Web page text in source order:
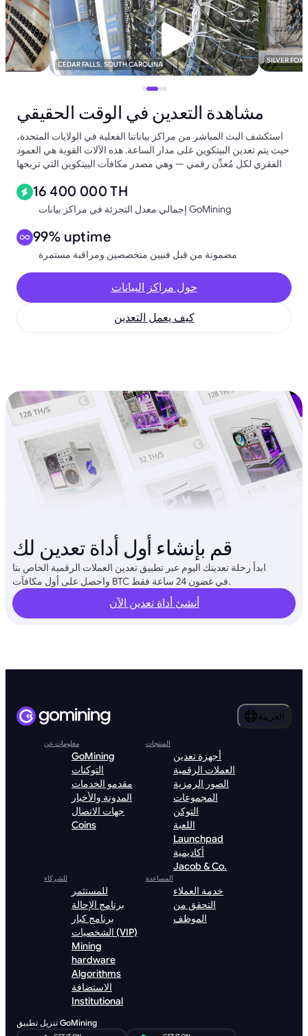
CEDAR FALLS, SOUTH CAROLINA SILVER FOX
مشاهدة التعدين في الوقت الحقيقي
استكشف البث المباشر من مراكز بياناتنا الفعلية في الولايات المتحدة،
حيث يتم تعدين البيتكوين على مدار الساعة. هذه الآلات القوية هي العمود
الفقري لكل مُعدِّن رقمي — وهي مصدر مكافآت البيتكوين التي تربحها
16 400 000 TH
إجمالي معدل التجزئة في مراكز بيانات GoMining
99% uptime
مضمونة من قبل فنيين متخصصين ومراقبة مستمرة
حول مراكز البيانات
كيف يعمل التعدين
قم بإنشاء أول أداة تعدين لك
ابدأ رحلة تعدينك اليوم عبر تطبيق تعدين العملات الرقمية الخاص بنا
واحصل على أول مكافآت BTC في غضون 24 ساعة فقط.
أنشئ أداة تعدين الآن
العربية
معلومات عن
GoMining
التوكنات
مقدمو الخدمات
المدونة والأخبار
جهات الاتصال
Coins
المنتجات
أجهزة تعدين
العملات الرقمية
الصور الرمزية
المجموعات
التوكن
اللعبة
Launchpad
أكاديمية
Jacob & Co.
للشركاء
للمستثمر
برنامج الإحالة
برنامج كبار
الشخصيات (VIP)
Mining
hardware
Algorithms
الاستضافة
Institutional
المساعدة
خدمة العملاء
التحقق من
الموظف
تنزيل تطبيق GoMining